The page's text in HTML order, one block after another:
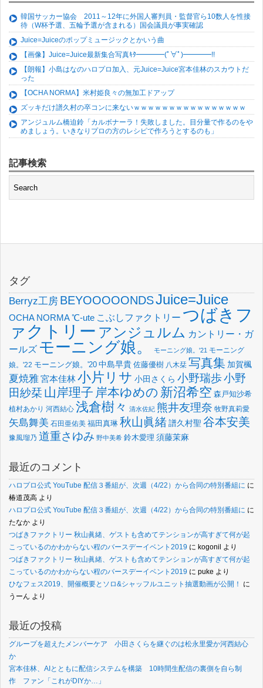
韓国サッカー協会 2011～12年に外国人審判員・監督官ら10数人を性接
待（W杯予選、五輪予選が含まれる）国会議員が事実確認
Juice=Juiceのポップミュージックとかいう曲
【画像】Juice=Juice最新集合写真ｷﾀ━━━━(ﾟ∀ﾟ)━━━━!!
【朗報】小島はなのハロプロ加入、元Juice=Juice宮本佳林のスカウトだ
った
【OCHA NORMA】米村姫良々の無加工ドアップ
ズッキだけ譜久村の卒コンに来ないｗｗｗｗｗｗｗｗｗｗｗｗｗｗｗｗ
アンジュルム橋迫鈴「カルボナーラ！失敗しました。目分量で作るのをや
めましょう。いきなりプロの方のレシピで作ろうとするのも」
記事検索
タグ
Berryz工房 BEYOOOOONDSJuice=Juice
OCHA NORMA℃-ute こぶしファクトリー つばきフ
ァクトリー アンジュルム カントリー・ガ
ールズ モーニング娘。 モーニング娘。'21 モーニング
娘。'22 モーニング娘。'20 中島早貴 佐藤優樹 八木栞 写真集 加賀楓
夏焼雅宮本佳林小片リサ 小田さくら 小野瑞歩小野
田紗栞 山岸理子 岸本ゆめの 新沼希空 森戸知沙希
植村あかり 河西結心 浅倉樹々 清水佐紀 熊井友理奈 牧野真莉愛
矢島舞美 石田亜佑美 福田真琳 秋山眞緒譜久村聖 谷本安美
豫風瑠乃 道重さゆみ 野中美希 鈴木愛理 須藤茉麻
最近のコメント
ハロプロ公式 YouTube 配信３番組が、次週（4/22）から合同の特別番組に に
椿道茂高 より
ハロプロ公式 YouTube 配信３番組が、次週（4/22）から合同の特別番組に に
たなか より
つばきファクトリー 秋山眞緒、ゲストも含めてテンションが高すぎて何が起
こっているのかわからない程のバースデーイベント2019 に kogonil より
つばきファクトリー 秋山眞緒、ゲストも含めてテンションが高すぎて何が起
こっているのかわからない程のバースデーイベント2019 に puke より
ひなフェス2019、開催概要とソロ&シャッフルユニット抽選動画が公開！
に
うーん より
最近の投稿
グループを超えたメンバーケア 小田さくらを継ぐのは松永里愛か河西結心
か
宮本佳林、AIとともに配信システムを構築 10時間生配信の裏側を自ら制
作 ファン「これがDIYか…」